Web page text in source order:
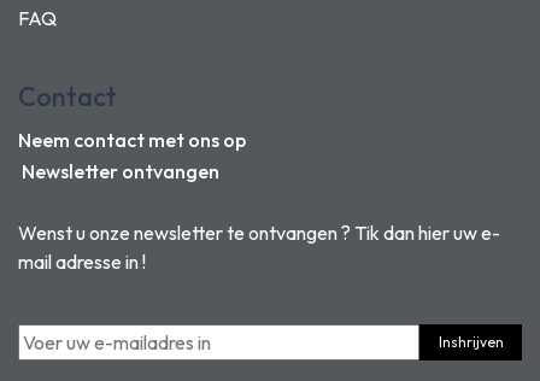
FAQ
Wenst u onze newsletter te ontvangen ? Tik dan hier uw e-
mail adresse in !
Inshrijven
Contact
Neem contact met ons op
Newsletter ontvangen